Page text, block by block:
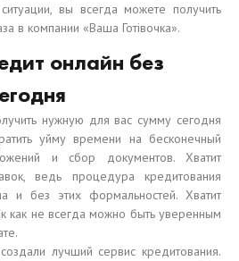
вы всегда можете получить
в компании «Ваша Готівочка».
онлайн без
нужную для вас сумму сегодня
уйму времени на бесконечный
и сбор документов. Хватит
ведь процедура кредитования
и без этих формальностей. Хватит
как не всегда можно быть уверенным
лучший сервис кредитования.